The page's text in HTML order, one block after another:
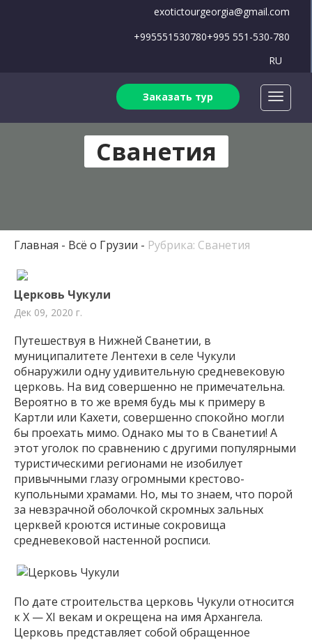
exotictourgeorgia@gmail.com
+995551530780+995 551-530-780
RU
Заказать тур
Сванетия
Главная Всё о Грузии Рубрика: Сванетия
Церковь Чукули
Дек 09, 2020 г.
Путешествуя в Нижней Сванетии, в
муниципалитете Лентехи в селе Чукули
обнаружили одну удивительную средневековую
церковь. На вид совершенно не примечательна.
Вероятно в то же время будь мы к примеру в
Картли или Кахети, совершенно спокойно могли
бы проехать мимо. Однако мы то в Сванетии! А
этот уголок по сравнению с другими популярными
туристическими регионами не изобилует
привычными глазу огромными крестово-
купольными храмами. Но, мы то знаем, что порой
за невзрачной оболочкой скромных зальных
церквей кроются истиные сокровища
средневековой настенной росписи.
По дате строительства церковь Чукули относится
к X — XI векам и окрещена на имя Архангела.
Церковь представляет собой обращенное